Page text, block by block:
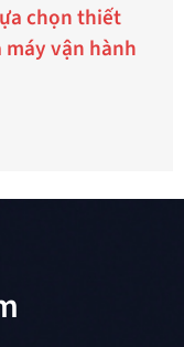
chọn thiết
vận hành